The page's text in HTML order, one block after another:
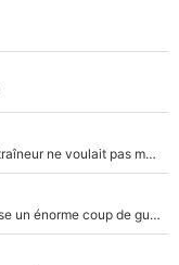
Mercato - OM : Un grand nom a été éjecté, «l’entraîneur ne voulait pas me conserver»
Victime de racisme contre Murray, Kyrgios pousse un énorme coup de gueule !